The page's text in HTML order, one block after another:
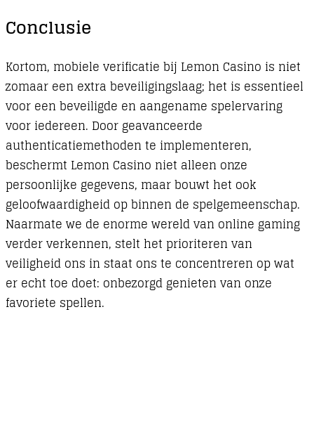
Conclusie
Kortom, mobiele verificatie bij Lemon Casino is niet
zomaar een extra beveiligingslaag; het is essentieel
voor een beveiligde en aangename spelervaring
voor iedereen. Door geavanceerde
authenticatiemethoden te implementeren,
beschermt Lemon Casino niet alleen onze
persoonlijke gegevens, maar bouwt het ook
geloofwaardigheid op binnen de spelgemeenschap.
Naarmate we de enorme wereld van online gaming
verder verkennen, stelt het prioriteren van
veiligheid ons in staat ons te concentreren op wat
er echt toe doet: onbezorgd genieten van onze
favoriete spellen.